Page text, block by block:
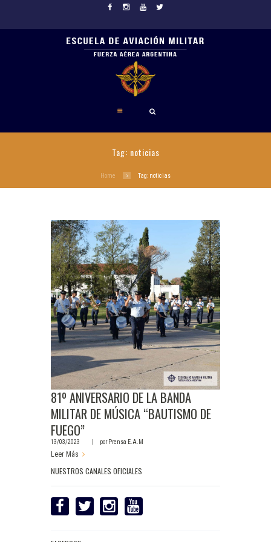
Tag: noticias
Home Tag: noticias
81º ANIVERSARIO DE LA BANDA
MILITAR DE MÚSICA “BAUTISMO DE
FUEGO”
13/03/2023 porPrensa E.A.M
Leer Más
NUESTROS CANALES OFICIALES